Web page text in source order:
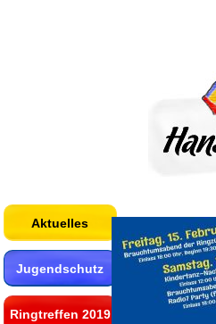
Aktuelles
Jugendschutz
Ringtreffen 2019